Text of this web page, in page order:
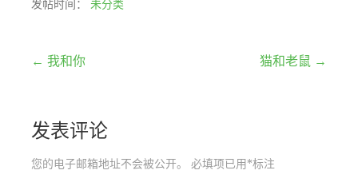
发帖时间： 未分类
文
导
航
← 我和你 猫和老鼠 →
发表评论
您的电子邮箱地址不会被公开。 必填项已用*标注